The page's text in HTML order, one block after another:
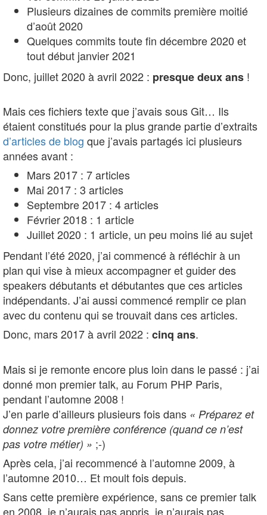
Plusieurs dizaines de commits première moitié
d’août 2020
Quelques commits toute fin décembre 2020 et
tout début janvier 2021
Donc, juillet 2020 à avril 2022 : presque deux ans !
Mais ces fichiers texte que j’avais sous Git… Ils
étaient constitués pour la plus grande partie d’extraits
d’articles de blog que j’avais partagés ici plusieurs
années avant :
Mars 2017 : 7 articles
Mai 2017 : 3 articles
Septembre 2017 : 4 articles
Février 2018 : 1 article
Juillet 2020 : 1 article, un peu moins lié au sujet
Pendant l’été 2020, j’ai commencé à réfléchir à un
plan qui vise à mieux accompagner et guider des
speakers débutants et débutantes que ces articles
indépendants. J’ai aussi commencé remplir ce plan
avec du contenu qui se trouvait dans ces articles.
Donc, mars 2017 à avril 2022 : cinq ans.
Mais si je remonte encore plus loin dans le passé : j’ai
donné mon premier talk, au Forum PHP Paris,
pendant l’automne 2008 !
J’en parle d’ailleurs plusieurs fois dans « Préparez et
donnez votre première conférence (quand ce n’est
pas votre métier) » ;-)
Après cela, j’ai recommencé à l’automne 2009, à
l’automne 2010… Et moult fois depuis.
Sans cette première expérience, sans ce premier talk
en 2008, je n’aurais pas appris, je n’aurais pas